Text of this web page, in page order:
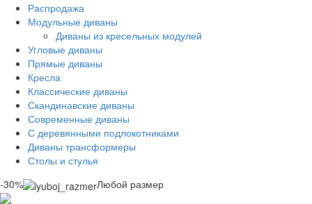
Распродажа
Модульные диваны
Диваны из кресельных модулей
Угловые диваны
Прямые диваны
Кресла
Классические диваны
Скандинавские диваны
Современные диваны
С деревянными подлокотниками
Диваны трансформеры
Столы и стулья
-30%
Любой размер